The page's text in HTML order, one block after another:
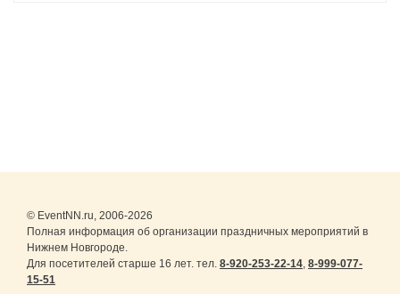
© EventNN.ru, 2006-2026
Полная информация об организации праздничных мероприятий в
Нижнем Новгороде.
Для посетителей старше 16 лет. тел. 8-920-253-22-14, 8-999-077-
15-51